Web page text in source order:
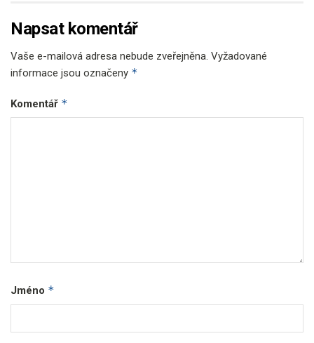
Napsat komentář
Vaše e-mailová adresa nebude zveřejněna. Vyžadované
informace jsou označeny *
Komentář *
Jméno *